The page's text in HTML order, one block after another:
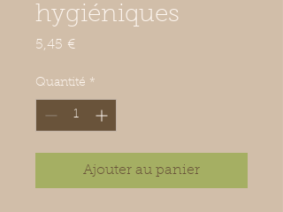
hygiéniques
5,45 €Prix
Quantité *
Ajouter au panier